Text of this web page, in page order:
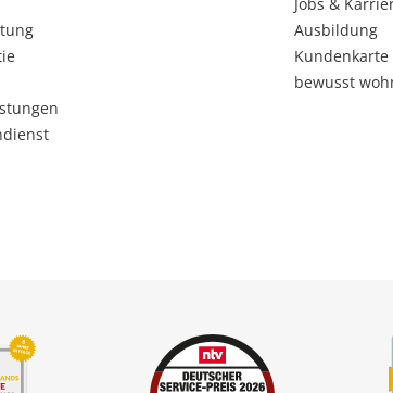
Ausbildung
Kundenkarte
bewusst